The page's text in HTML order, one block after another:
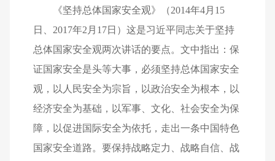
《坚持总体国家安全观》（2014年4月15
日、2017年2月17日）这是习近平同志关于坚持
总体国家安全观两次讲话的要点。文中指出：保
证国家安全是头等大事，必须坚持总体国家安全
观，以人民安全为宗旨，以政治安全为根本，以
经济安全为基础，以军事、文化、社会安全为保
障，以促进国际安全为依托，走出一条中国特色
国家安全道路。要保持战略定力、战略自信、战